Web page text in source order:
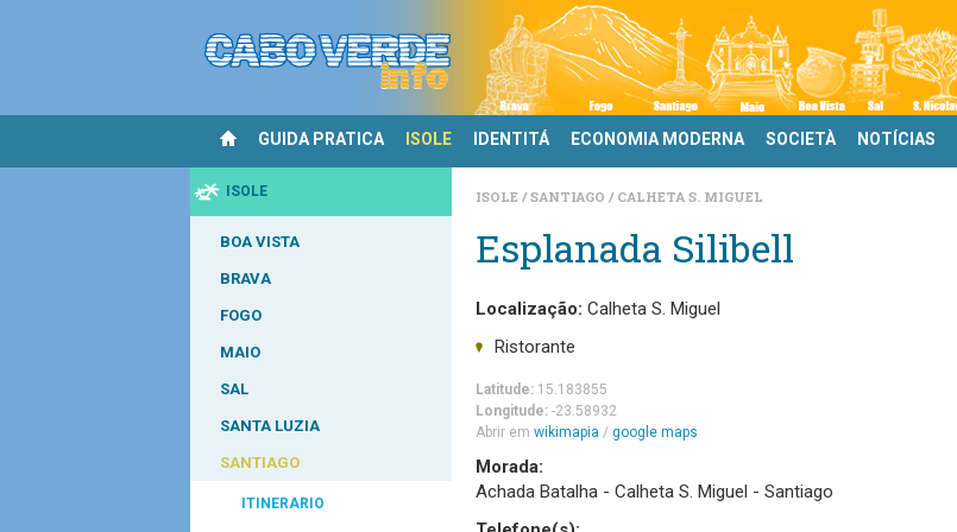
GUIDA PRATICA ISOLE IDENTITÁ ECONOMIA MODERNA SOCIETÀ NOTÍCIAS
ISOLE
BOA VISTA
BRAVA
FOGO
MAIO
SAL
SANTA LUZIA
SANTIAGO
ITINERARIO
ISOLE SANTIAGO CALHETA S. MIGUEL
Esplanada Silibell
Localização: Calheta S. Miguel
Ristorante
Latitude: 15.183855
Longitude: -23.58932
Abrir em wikimapia / google maps
Morada:
Achada Batalha - Calheta S. Miguel - Santiago